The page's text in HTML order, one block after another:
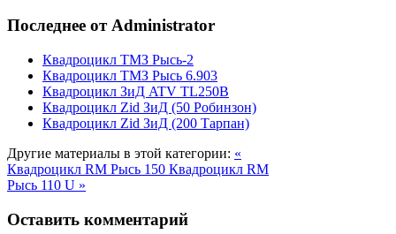
Последнее от Administrator
Квадроцикл ТМЗ Рысь-2
Квадроцикл ТМЗ Рысь 6.903
Квадроцикл ЗиД ATV TL250B
Квадроцикл Zid ЗиД (50 Робинзон)
Квадроцикл Zid ЗиД (200 Тарпан)
Другие материалы в этой категории: «
Квадроцикл RM Рысь 150 Квадроцикл RM
Рысь 110 U »
Оставить комментарий